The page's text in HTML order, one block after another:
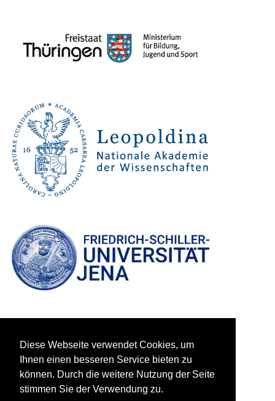
Diese Webseite verwendet Cookies, um
Ihnen einen besseren Service bieten zu
können. Durch die weitere Nutzung der Seite
stimmen Sie der Verwendung zu.